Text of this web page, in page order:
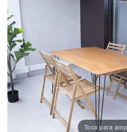
Chaises
De
Cuisine
Tables
De
Salle
À
Manger
Toca para